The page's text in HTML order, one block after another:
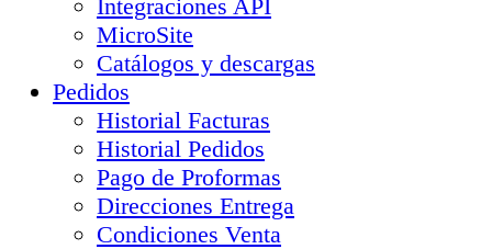
Integraciones API
MicroSite
Catálogos y descargas
Pedidos
Historial Facturas
Historial Pedidos
Pago de Proformas
Direcciones Entrega
Condiciones Venta